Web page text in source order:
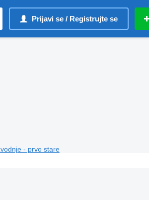
Prijavi se / Registrujte se
- prvo stare